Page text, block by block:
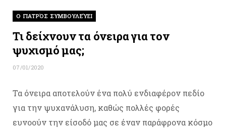
O ΓΙΑΤΡΌΣ ΣΥΜΒΟΥΛΕΎΕΙ
Τι δείχνουν τα όνειρα για τον
ψυχισμό μας;
07/01/2020
Τα όνειρα αποτελούν ένα πολύ ενδιαφέρον πεδίο
για την ψυχανάλυση, καθώς πολλές φορές
ευνοούν την είσοδό μας σε έναν παράφρονα κόσμο